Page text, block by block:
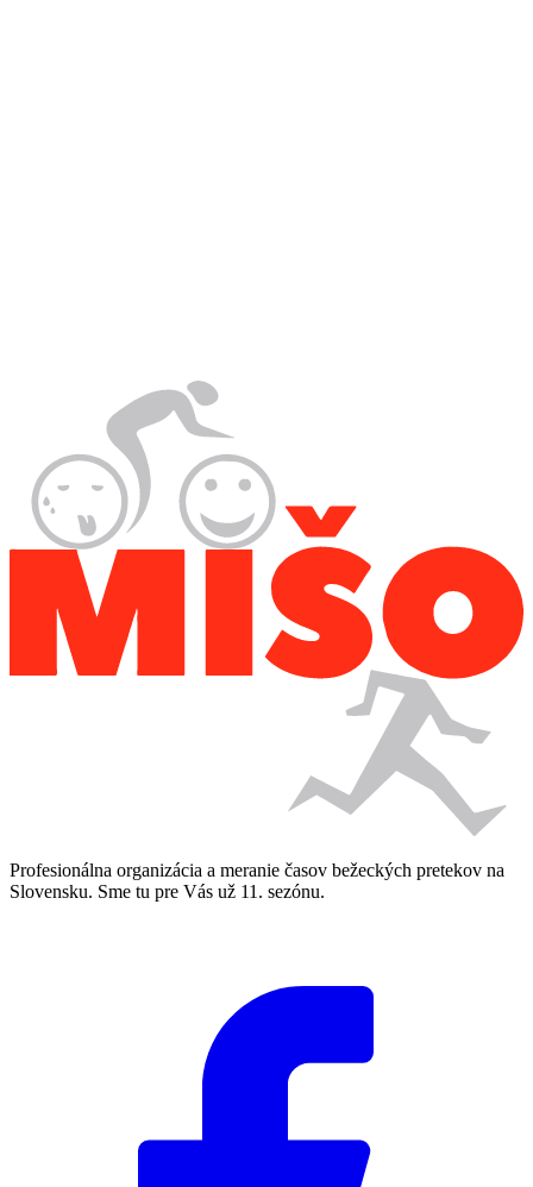
Profesionálna organizácia a meranie časov bežeckých pretekov na
Slovensku. Sme tu pre Vás už 11. sezónu.